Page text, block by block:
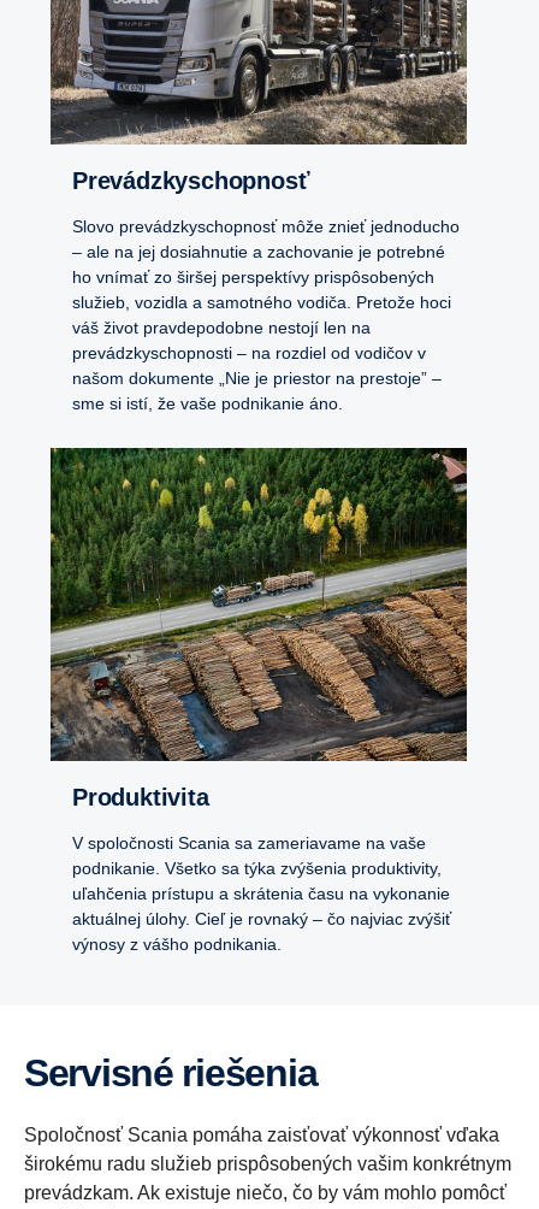
Prevádzkyschopnosť
Slovo prevádzkyschopnosť môže znieť jednoducho
– ale na jej dosiahnutie a zachovanie je potrebné
ho vnímať zo širšej perspektívy prispôsobených
služieb, vozidla a samotného vodiča. Pretože hoci
váš život pravdepodobne nestojí len na
prevádzkyschopnosti – na rozdiel od vodičov v
našom dokumente „Nie je priestor na prestoje” –
sme si istí, že vaše podnikanie áno.
Produktivita
V spoločnosti Scania sa zameriavame na vaše
podnikanie. Všetko sa týka zvýšenia produktivity,
uľahčenia prístupu a skrátenia času na vykonanie
aktuálnej úlohy. Cieľ je rovnaký – čo najviac zvýšiť
výnosy z vášho podnikania.
Servisné riešenia
Spoločnosť Scania pomáha zaisťovať výkonnosť vďaka
širokému radu služieb prispôsobených vašim konkrétnym
prevádzkam. Ak existuje niečo, čo by vám mohlo pomôcť